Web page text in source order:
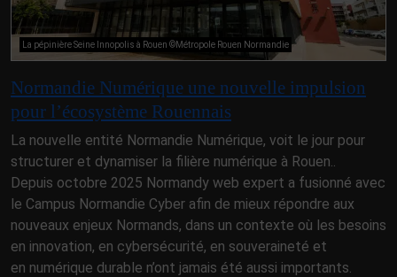
La pépinière Seine Innopolis à Rouen ©Métropole Rouen Normandie
Normandie Numérique une nouvelle impulsion
pour l’écosystème Rouennais
La nouvelle entité Normandie Numérique, voit le jour pour
structurer et dynamiser la filière numérique à Rouen..
Depuis octobre 2025 Normandy web expert a fusionné avec
le Campus Normandie Cyber afin de mieux répondre aux
nouveaux enjeux Normands, dans un contexte où les besoins
en innovation, en cybersécurité, en souveraineté et
en numérique durable n’ont jamais été aussi importants.